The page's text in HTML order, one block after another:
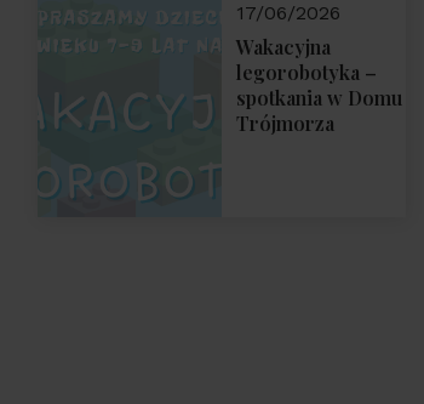
r. godz. 18:00 w
Domu Trójmorza.
Zapraszamy!
17/06/2026
Wakacyjna
legorobotyka –
spotkania w Domu
Trójmorza